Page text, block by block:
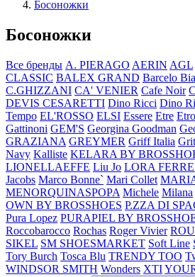
Босоножки
Босоножки
Все бренды A. PIERAGO AERIN AGL
CLASSIC BALEX GRAND Barcelo
C.GHIZZANI CA' VENIER Cafe Noir
DEVIS CESARETTI Dino Ricci Dino
Tempo EL'ROSSO ELSI Essere Etre Etro
Gattinoni GEM'S Georgina Goodman
GRAZIANA GREYMER Griff Italia
Navy Kalliste KELARA BY
LIONELLAEFFE Liu Jo LORA
Jacobs Marco Bonne` Mari Collet
MENORQUINASPOPA Michele Milana
OWN BY BROSSHOES P.ZZA DI
Pura Lopez PURAPIEL BY
Roccobarocco Rochas Roger Vivier
SIKEL SM SHOESMARKET Soft Line
Tory Burch Tosca Blu TRENDY TOO
WINDSOR SMITH Wonders XTI